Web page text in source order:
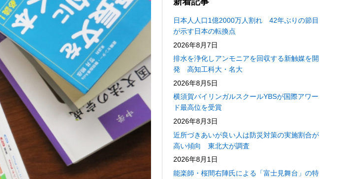
日本人人口1億2000万人割れ 42年ぶりの節目
が示す日本の転換点
2026年8月7日
排水を浄化しアンモニアを回収する新触媒を開
発 高知工科大・名大
2026年8月5日
横須賀バイリンガルスクールYBSが国際アワー
ド最高位を受賞
2026年8月3日
近所づきあいが良い人は防災対策の実施割合が
高い傾向 東北大が調査
2026年8月1日
能楽師・桜間右陣氏による「富士見舞台」の特